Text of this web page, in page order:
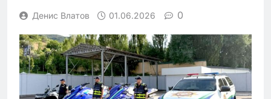
Денис Влатов 01.06.2026 0